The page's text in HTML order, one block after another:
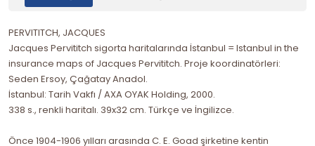
PERVITITCH, JACQUES
Jacques Pervititch sigorta haritalarında İstanbul = Istanbul in the
insurance maps of Jacques Pervititch. Proje koordinatörleri:
Seden Ersoy, Çağatay Anadol.
İstanbul: Tarih Vakfı / AXA OYAK Holding, 2000.
338 s., renkli haritalı. 39x32 cm. Türkçe ve İngilizce.
Önce 1904-1906 yılları arasında C. E. Goad şirketine kentin